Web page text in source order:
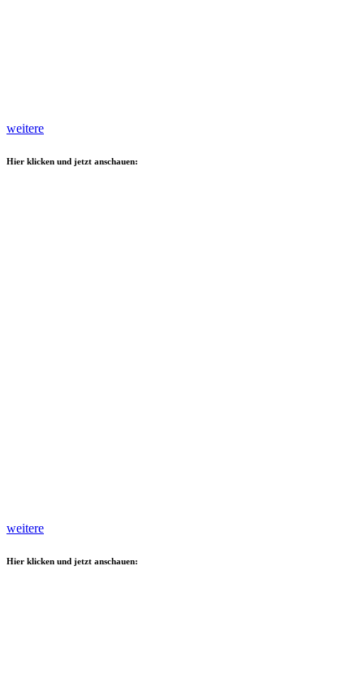
weitere
Hier klicken und jetzt anschauen:
weitere
Hier klicken und jetzt anschauen: